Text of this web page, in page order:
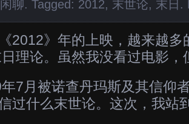
闲聊. Tagged: 2012, 末世论, 末日 .
2012》年的上映，越来越多
理论。虽然我没看过电影，
7月被诺查丹玛斯及其信仰
过什么末世论。这次，我站